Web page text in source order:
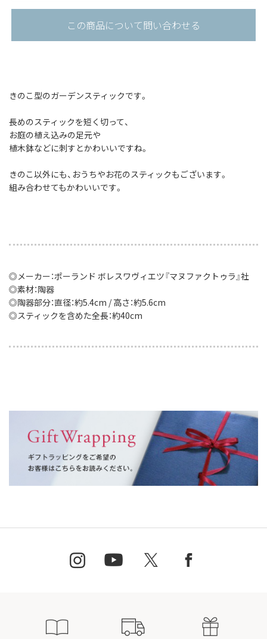
この商品について問い合わせる
きのこ型のガーデンスティックです。
長めのスティックを短く切って、
お庭の植え込みの足元や
植木鉢などに刺すとかわいいですね。
きのこ以外にも、おうちやお花のスティックもございます。
組み合わせてもかわいいです。
◎メーカー：ポーランド ボレスワヴィエツ『マヌファクトゥラ』社
◎素材：陶器
◎陶器部分：直径：約5.4cm / 高さ：約5.6cm
◎スティックを含めた全長：約40cm